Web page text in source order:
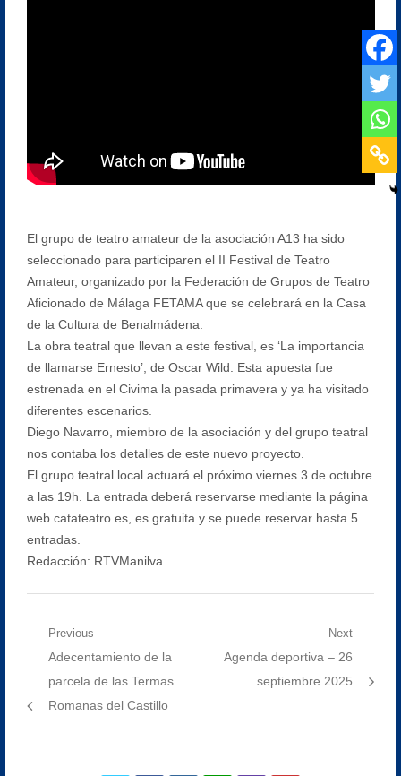
El grupo de teatro amateur de la asociación A13 ha sido
seleccionado para participaren el II Festival de Teatro
Amateur, organizado por la Federación de Grupos de Teatro
Aficionado de Málaga FETAMA que se celebrará en la Casa
de la Cultura de Benalmádena.
La obra teatral que llevan a este festival, es ‘La importancia
de llamarse Ernesto’, de Oscar Wild. Esta apuesta fue
estrenada en el Civima la pasada primavera y ya ha visitado
diferentes escenarios.
Diego Navarro, miembro de la asociación y del grupo teatral
nos contaba los detalles de este nuevo proyecto.
El grupo teatral local actuará el próximo viernes 3 de octubre
a las 19h. La entrada deberá reservarse mediante la página
web catateatro.es, es gratuita y se puede reservar hasta 5
entradas.
Redacción: RTVManilva
Navegación
de
entradas
Previous
Previous
post:
Adecentamiento de la
parcela de las Termas
Romanas del Castillo
Next
Next
Agenda deportiva – 26
septiembre 2025